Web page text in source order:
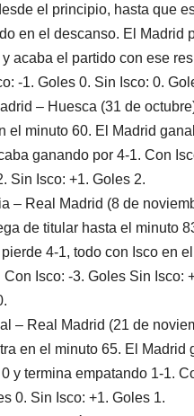
el principio, hasta que
en el descanso. El Madrid
y acaba el partido con ese
-1. Goles 0. Sin Isco: 0.
– Huesca (31 de
el minuto 60. El Madrid
ganando por 4-1. Con
Sin Isco: +1. Goles 2.
– Real Madrid (8 de
de titular hasta el minuto
4-1, todo con Isco en el
Con Isco: -3. Goles Sin Isco:
– Real Madrid (21 de
en el minuto 65. El Madrid
y termina empatando 1-1.
0. Sin Isco: +1. Goles 1.